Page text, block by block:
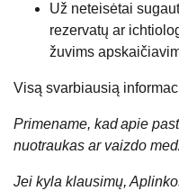
Už neteisėtai
rezervatų ar
žuvims
Visą svarbiausią
Primename, kad apie
nuotraukas ar vaizdo
Jei kyla klausimų,